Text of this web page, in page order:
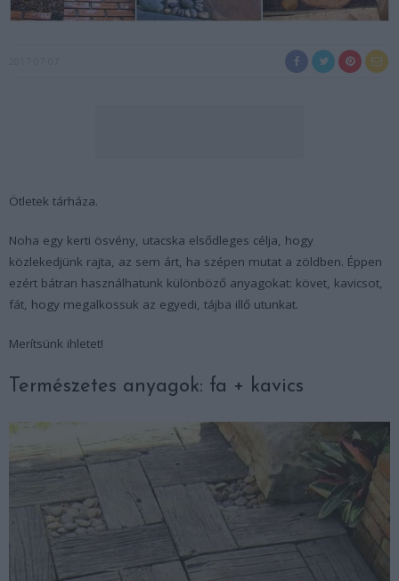
Ötletek tárháza.
Noha egy kerti ösvény, utacska elsődleges célja, hogy
közlekedjünk rajta, az sem árt, ha szépen mutat a zöldben. Éppen
ezért bátran használhatunk különböző anyagokat: követ, kavicsot,
fát, hogy megalkossuk az egyedi, tájba illő utunkat.
Merítsünk ihletet!
Természetes anyagok: fa + kavics